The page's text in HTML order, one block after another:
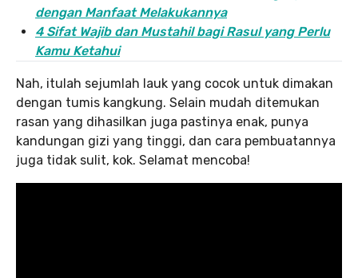
dengan Manfaat Melakukannya
4 Sifat Wajib dan Mustahil bagi Rasul yang Perlu
Kamu Ketahui
Nah, itulah sejumlah lauk yang cocok untuk dimakan
dengan tumis kangkung. Selain mudah ditemukan
rasan yang dihasilkan juga pastinya enak, punya
kandungan gizi yang tinggi, dan cara pembuatannya
juga tidak sulit, kok. Selamat mencoba!